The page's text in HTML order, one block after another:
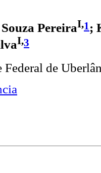
PereiraI,1 ;
I,3
Federal de